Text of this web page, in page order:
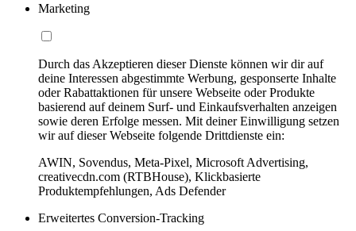
Marketing
Durch das Akzeptieren dieser Dienste können wir dir auf
deine Interessen abgestimmte Werbung, gesponserte Inhalte
oder Rabattaktionen für unsere Webseite oder Produkte
basierend auf deinem Surf- und Einkaufsverhalten anzeigen
sowie deren Erfolge messen. Mit deiner Einwilligung setzen
wir auf dieser Webseite folgende Drittdienste ein:
AWIN, Sovendus, Meta-Pixel, Microsoft Advertising,
creativecdn.com (RTBHouse), Klickbasierte
Produktempfehlungen, Ads Defender
Erweitertes Conversion-Tracking